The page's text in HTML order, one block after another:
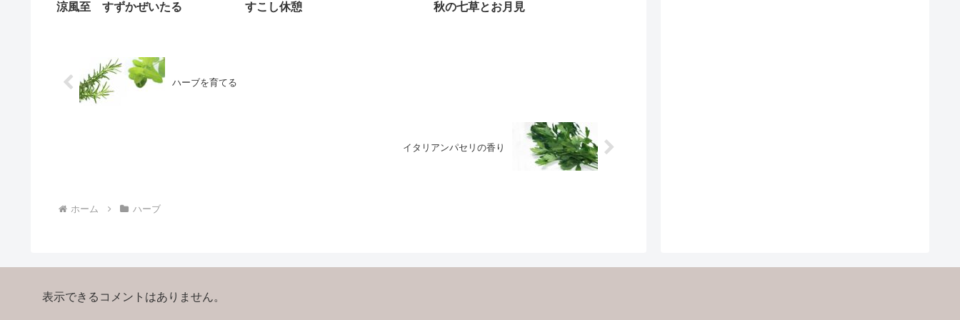
涼風至 すずかぜいたる すこし休憩 秋の七草とお月見
ハーブを育てる
イタリアンパセリの香り
ホーム ハーブ
表示できるコメントはありません。